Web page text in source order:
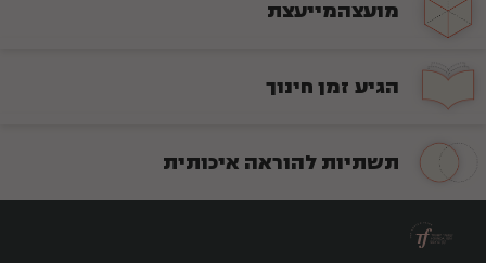
מועצהמייעצת
הגיע זמן חינוך
תשתיות להוראה איכותית